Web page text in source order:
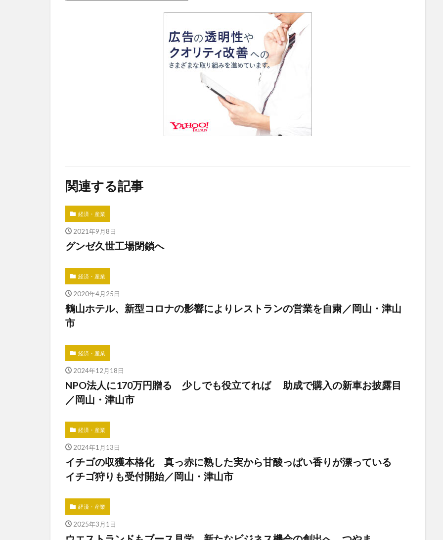
関連する記事
経済・産業
2021年9月8日
グンゼ久世工場閉鎖へ
経済・産業
2020年4月25日
鶴山ホテル、新型コロナの影響によりレストランの営業を自粛／岡山・津山
市
経済・産業
2024年12月18日
NPO法人に170万円贈る 少しでも役立てれば 助成で購入の新車お披露目
／岡山・津山市
経済・産業
2024年1月13日
イチゴの収獲本格化 真っ赤に熟した実から甘酸っぱい香りが漂っている
イチゴ狩りも受付開始／岡山・津山市
経済・産業
2025年3月1日